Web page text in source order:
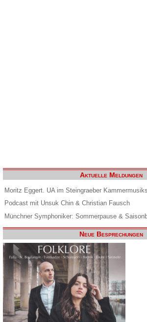
Aktuelle Meldungen
Moritz Eggert. UA im Steingraeber
Podcast mit Unsuk Chin & Christian Fausch
Münchner Symphoniker: Sommerpause &
Neue Besprechungen